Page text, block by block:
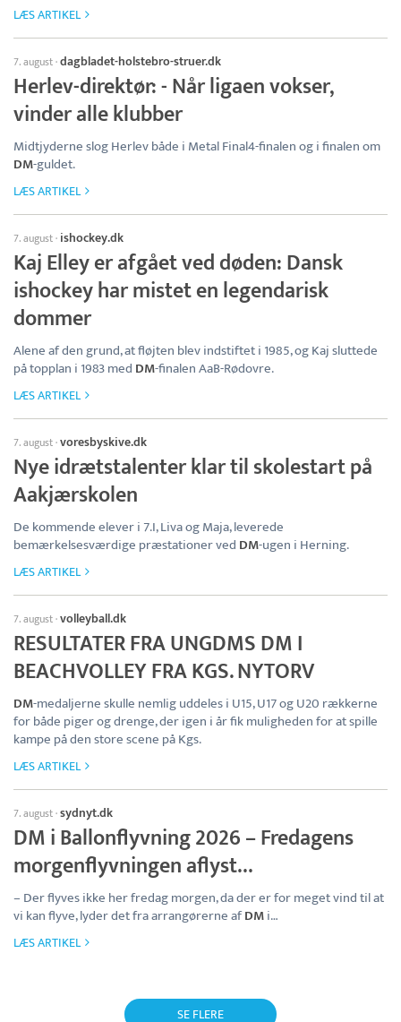
LÆS ARTIKEL
7. august·dagbladet-holstebro-struer.dk
Herlev-direktør: - Når ligaen vokser,
vinder alle klubber
Midtjyderne slog Herlev både i Metal Final4-finalen og i finalen om
DM-guldet.
LÆS ARTIKEL
7. august· ishockey.dk
Kaj Elley er afgået ved døden: Dansk
ishockey har mistet en legendarisk
dommer
Alene af den grund, at fløjten blev indstiftet i 1985, og Kaj sluttede
på topplan i 1983 med DM-finalen AaB-Rødovre.
LÆS ARTIKEL
7. august·voresbyskive.dk
Nye idrætstalenter klar til skolestart på
Aakjærskolen
De kommende elever i 7.I, Liva og Maja, leverede
bemærkelsesværdige præstationer ved DM-ugen i Herning.
LÆS ARTIKEL
7. august·volleyball.dk
RESULTATER FRA UNGDMS DM I
BEACHVOLLEY FRA KGS. NYTORV
DM-medaljerne skulle nemlig uddeles i U15, U17 og U20 rækkerne
for både piger og drenge, der igen i år fik muligheden for at spille
kampe på den store scene på Kgs.
LÆS ARTIKEL
7. august·sydnyt.dk
DM i Ballonflyvning 2026 – Fredagens
morgenflyvningen aflyst…
– Der flyves ikke her fredag morgen, da der er for meget vind til at
vi kan flyve, lyder det fra arrangørerne afDMi…
LÆS ARTIKEL
SE FLERE